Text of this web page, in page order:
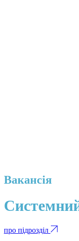
Вакансія
про підрозділ